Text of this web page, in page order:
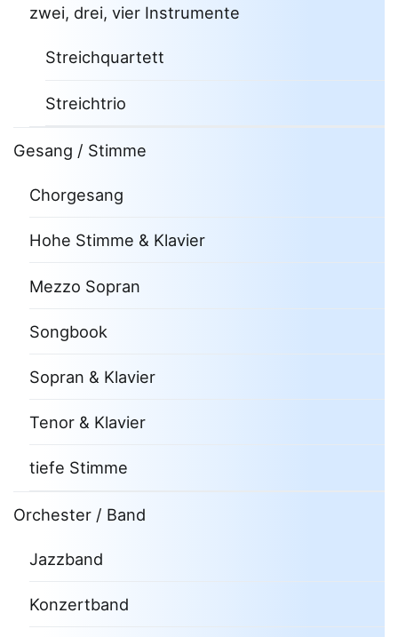
zwei, drei, vier Instrumente
Streichquartett
Streichtrio
Gesang / Stimme
Chorgesang
Hohe Stimme & Klavier
Mezzo Sopran
Songbook
Sopran & Klavier
Tenor & Klavier
tiefe Stimme
Orchester / Band
Jazzband
Konzertband